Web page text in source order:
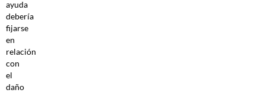
ayuda
debería
fijarse
en
relación
con
el
daño